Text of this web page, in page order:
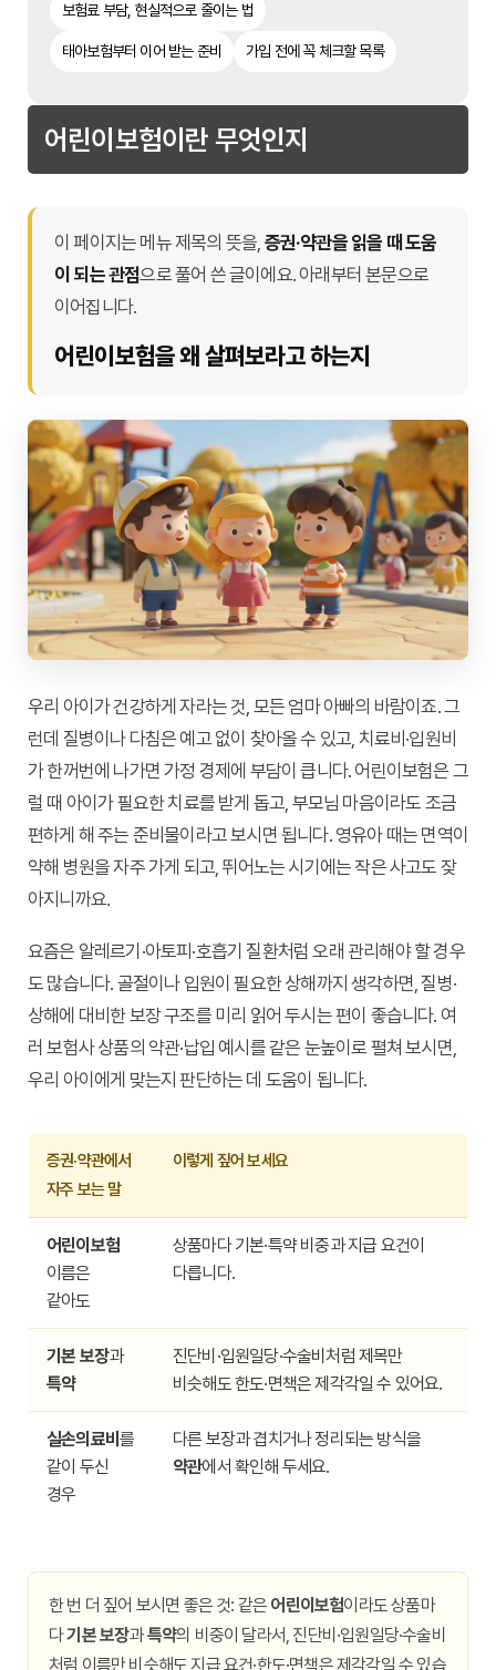
보험료 부담, 현실적으로 줄이는 법
태아보험부터 이어 받는 준비 가입 전에 꼭 체크할 목록
어린이보험이란 무엇인지
이 페이지는 메뉴 제목의 뜻을, 증권·약관을 읽을 때 도움
이 되는 관점으로 풀어 쓴 글이에요. 아래부터 본문으로
이어집니다.
어린이보험을 왜 살펴보라고 하는지
우리 아이가 건강하게 자라는 것, 모든 엄마 아빠의 바람이죠. 그
런데 질병이나 다침은 예고 없이 찾아올 수 있고, 치료비·입원비
가 한꺼번에 나가면 가정 경제에 부담이 큽니다. 어린이보험은 그
럴 때 아이가 필요한 치료를 받게 돕고, 부모님 마음이라도 조금
편하게 해 주는 준비물이라고 보시면 됩니다. 영유아 때는 면역이
약해 병원을 자주 가게 되고, 뛰어노는 시기에는 작은 사고도 잦
아지니까요.
요즘은 알레르기·아토피·호흡기 질환처럼 오래 관리해야 할 경우
도 많습니다. 골절이나 입원이 필요한 상해까지 생각하면, 질병·
상해에 대비한 보장 구조를 미리 읽어 두시는 편이 좋습니다. 여
러 보험사 상품의 약관·납입 예시를 같은 눈높이로 펼쳐 보시면,
우리 아이에게 맞는지 판단하는 데 도움이 됩니다.
증권·약관에서
자주 보는 말
이렇게 짚어 보세요
어린이보험
이름은
같아도
상품마다 기본·특약 비중과 지급 요건이
다릅니다.
기본 보장과
특약
진단비·입원일당·수술비처럼 제목만
비슷해도 한도·면책은 제각각일 수 있어요.
실손의료비 를
같이 두신
경우
다른 보장과 겹치거나 정리되는 방식을
약관에서 확인해 두세요.
한 번 더 짚어 보시면 좋은 것: 같은 어린이보험이라도 상품마
다기본 보장과특약의 비중이 달라서, 진단비·입원일당·수술비
처럼 이름만 비슷해도 지급 요건·한도·면책은 제각각일 수 있습